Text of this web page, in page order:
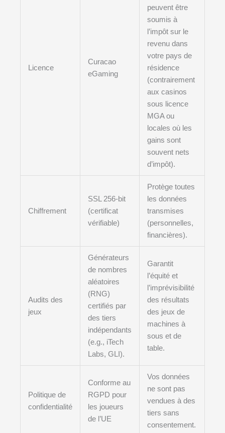
Licence
Curacao
eGaming
peuvent être
soumis à
l’impôt sur le
revenu dans
votre pays de
résidence
(contrairement
aux casinos
sous licence
MGA ou
locales où les
gains sont
souvent nets
d’impôt).
Chiffrement
SSL 256-bit
(certificat
vérifiable)
Protège toutes
les données
transmises
(personnelles,
financières).
Audits des
jeux
Générateurs
de nombres
aléatoires
(RNG)
certifiés par
des tiers
indépendants
(e.g., iTech
Labs, GLI).
Garantit
l’équité et
l’imprévisibilité
des résultats
des jeux de
machines à
sous et de
table.
Politique de
confidentialité
Conforme au
RGPD pour
les joueurs
de l’UE
Vos données
ne sont pas
vendues à des
tiers sans
consentement.